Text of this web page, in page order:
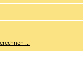
...